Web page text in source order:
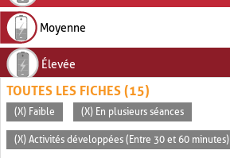
Moyenne
Élevée
TOUTES LES FICHES (15)
(X) Faible (X) En plusieurs séances
(X) Activités développées (Entre 30 et 60 minutes)